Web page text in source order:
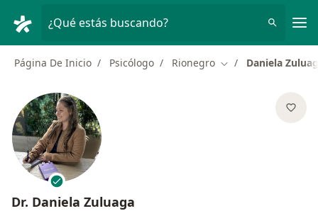
¿Qué estás buscando?
Página De Inicio Psicólogo Rionegro Cambiar de ciudad
Daniela
Dr. Daniela Zuluaga